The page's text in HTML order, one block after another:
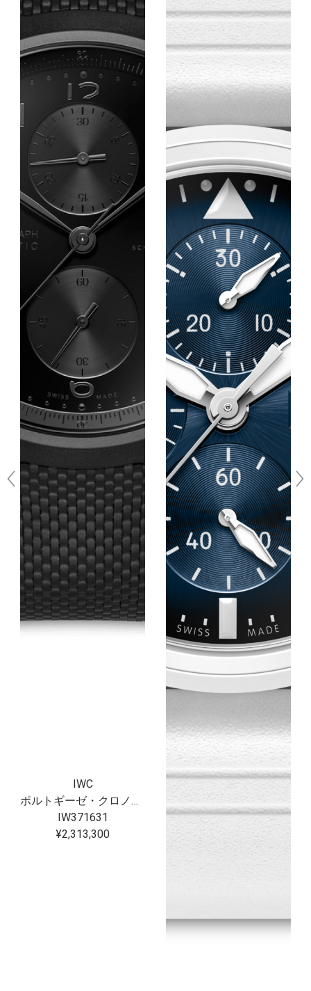
IWC
ポルトギーゼ・クロノグラフ・セラタニウム?
IW371631
¥2,313,300